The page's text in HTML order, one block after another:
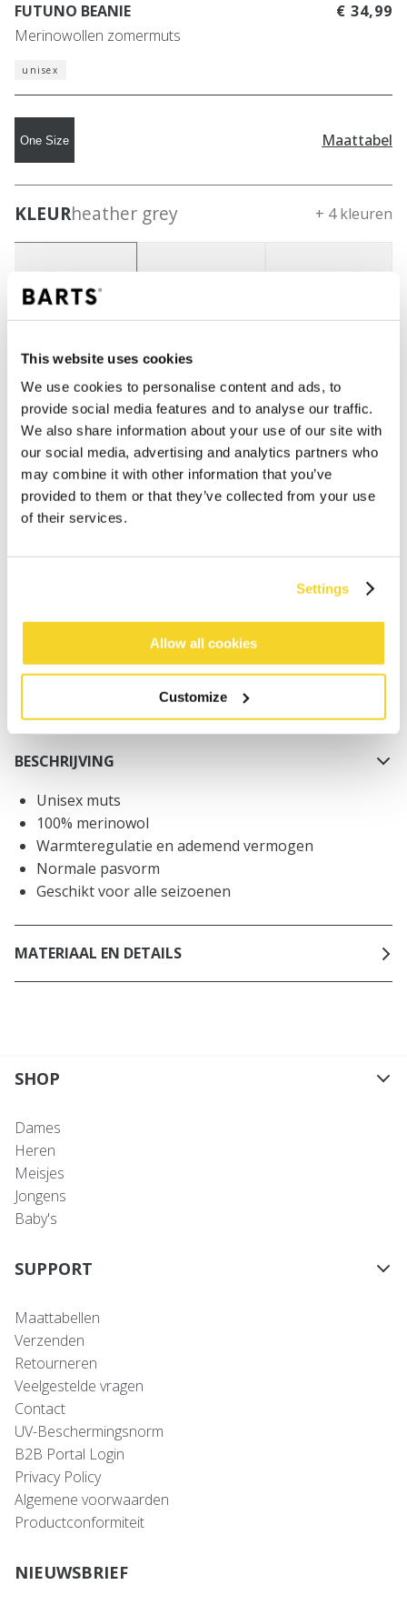
This website uses cookies
We use cookies to personalise content and ads, to
provide social media features and to analyse our traffic.
We also share information about your use of our site with
our social media, advertising and analytics partners who
may combine it with other information that you’ve
provided to them or that they’ve collected from your use
of their services.
Settings
Allow all cookies
Customize
FUTUNO BEANIE
Merinowollen zomermuts
€ 34,99
unisex
One Size Maattabel
KLEURheather grey + 4 kleuren
Bestellingen die op werkdagen vóór 12:00 uur
Gratis verzending voor orders boven € 50,- binnen
Binnen 30 dagen retourneren
BESCHRIJVING
Unisex muts
100% merinowol
Warmteregulatie en ademend vermogen
Normale pasvorm
Geschikt voor alle seizoenen
MATERIAAL EN DETAILS
SHOP
Dames
Heren
Meisjes
Jongens
Baby's
SUPPORT
Maattabellen
Verzenden
Retourneren
Veelgestelde vragen
Contact
UV-Beschermingsnorm
B2B Portal Login
Privacy Policy
Algemene voorwaarden
Productconformiteit
NIEUWSBRIEF